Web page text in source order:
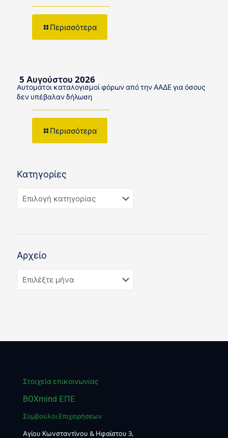
Περισσότερα
5 Αυγούστου 2026
Αυτόματοι καταλογισμοί φόρων από την ΑΑΔΕ για όσους
δεν υπέβαλαν δήλωση
Περισσότερα
Κατηγορίες
Αρχείο
Στοιχεία επικοινωνίας
BOXmind ΕΠΕ
Σύμβουλοι Επιχειρήσεων
Αγίου Κωνσταντίνου & Ηφαίστου 3,